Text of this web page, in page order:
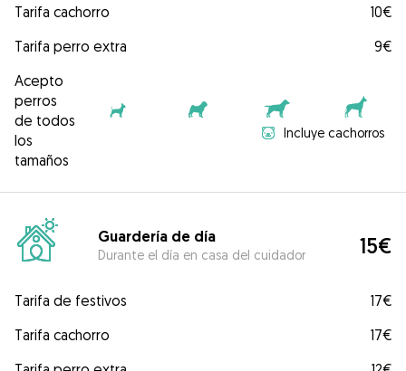
Tarifa cachorro
10€
Tarifa perro extra
9€
Acepto
perros
de todos
los
tamaños
Incluye cachorros
Guardería de día
Durante el día en casa del cuidador 15€
Tarifa de festivos
17€
Tarifa cachorro
17€